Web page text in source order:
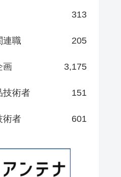
313
連職 205
画 3,175
技術者 151
術者 601